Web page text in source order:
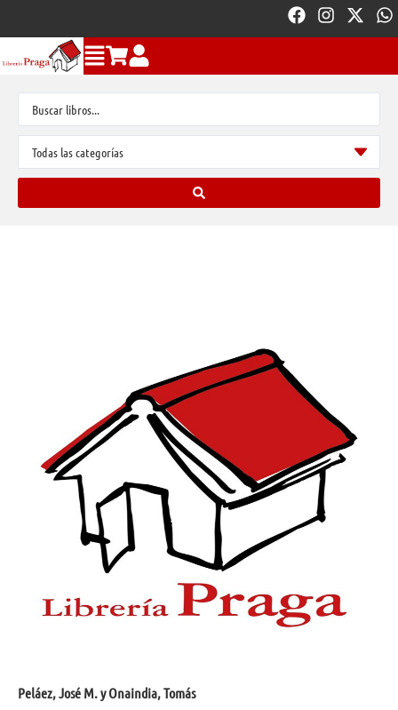
Peláez, José M. y Onaindia, Tomás